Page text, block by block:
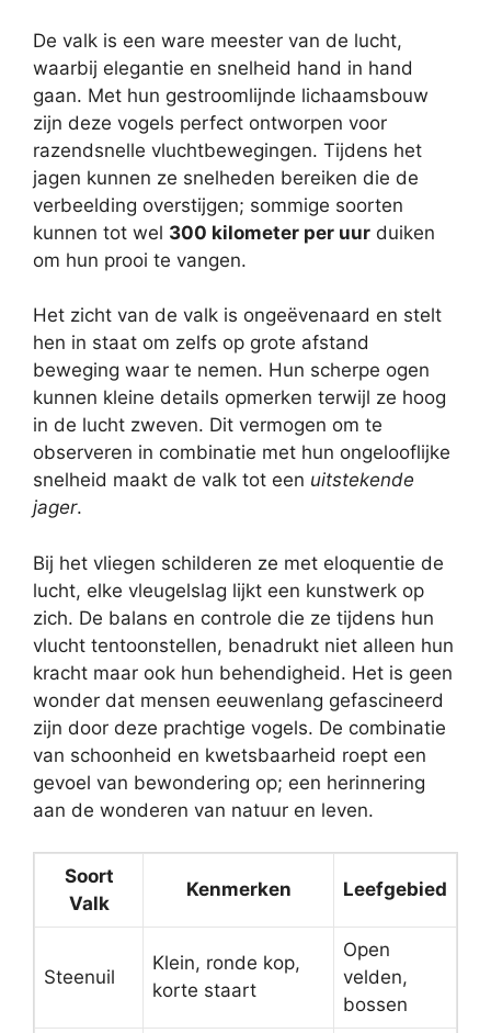
De valk is een ware meester van de lucht,
waarbij elegantie en snelheid hand in hand
gaan. Met hun gestroomlijnde lichaamsbouw
zijn deze vogels perfect ontworpen voor
razendsnelle vluchtbewegingen. Tijdens het
jagen kunnen ze snelheden bereiken die de
verbeelding overstijgen; sommige soorten
kunnen tot wel 300 kilometer per uur duiken
om hun prooi te vangen.
Het zicht van de valk is ongeëvenaard en stelt
hen in staat om zelfs op grote afstand
beweging waar te nemen. Hun scherpe ogen
kunnen kleine details opmerken terwijl ze hoog
in de lucht zweven. Dit vermogen om te
observeren in combinatie met hun ongelooflijke
snelheid maakt de valk tot een uitstekende
jager.
Bij het vliegen schilderen ze met eloquentie de
lucht, elke vleugelslag lijkt een kunstwerk op
zich. De balans en controle die ze tijdens hun
vlucht tentoonstellen, benadrukt niet alleen hun
kracht maar ook hun behendigheid. Het is geen
wonder dat mensen eeuwenlang gefascineerd
zijn door deze prachtige vogels. De combinatie
van schoonheid en kwetsbaarheid roept een
gevoel van bewondering op; een herinnering
aan de wonderen van natuur en leven.
Soort
Valk
Kenmerken Leefgebied
Steenuil
Klein, ronde kop,
korte staart
Open
velden,
bossen